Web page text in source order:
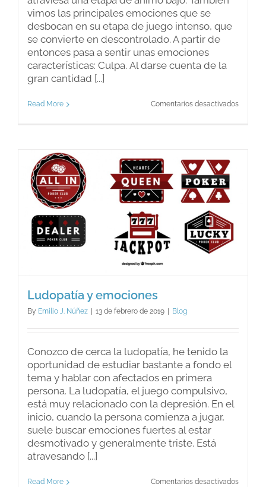
vimos las principales emociones que se
desbocan en su etapa de juego intenso, que
se convierte en descontrolado. A partir de
entonces pasa a sentir unas emociones
características: Culpa. Al darse cuenta de la
gran cantidad [...]
Read More Comentarios desactivadosen
Ludopatía y emociones
By Emilio J. Núñez 13 de febrero de 2019 Blog
Conozco de cerca la ludopatía, he tenido la
oportunidad de estudiar bastante a fondo el
tema y hablar con afectados en primera
persona. La ludopatía, el juego compulsivo,
está muy relacionado con la depresión. En el
inicio, cuando la persona comienza a jugar,
suele buscar emociones fuertes al estar
desmotivado y generalmente triste. Está
atravesando [...]
Read More Comentarios desactivadosen